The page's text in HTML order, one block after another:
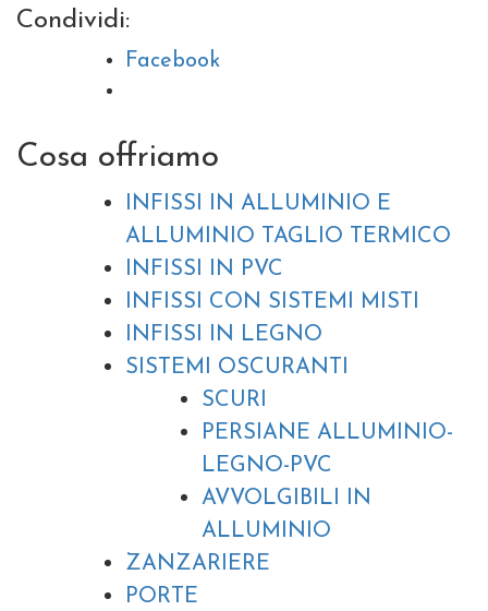
Condividi:
Facebook
Cosa offriamo
INFISSI IN ALLUMINIO E
ALLUMINIO TAGLIO TERMICO
INFISSI IN PVC
INFISSI CON SISTEMI MISTI
INFISSI IN LEGNO
SISTEMI OSCURANTI
SCURI
PERSIANE ALLUMINIO-
LEGNO-PVC
AVVOLGIBILI IN
ALLUMINIO
ZANZARIERE
PORTE